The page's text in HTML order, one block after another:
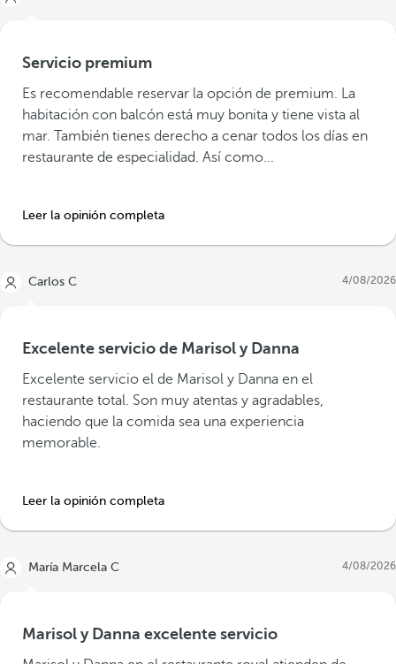
Servicio premium
Es recomendable reservar la opción de premium. La
habitación con balcón está muy bonita y tiene vista al
mar. También tienes derecho a cenar todos los días en
restaurante de especialidad. Así como...
Leer la opinión completa
Carlos C 4/08/2026
Excelente servicio de Marisol y Danna
Excelente servicio el de Marisol y Danna en el
restaurante total. Son muy atentas y agradables,
haciendo que la comida sea una experiencia
memorable.
Leer la opinión completa
María Marcela C 4/08/2026
Marisol y Danna excelente servicio